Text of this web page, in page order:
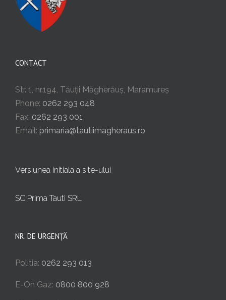
CONTACT
Str. 1, nr.194, Tăuții Măgherăuș, Maramureș
Phone: 0262 293 048
Fax: 0262 293 001
Email: primaria@tautiimagheraus.ro
Versiunea initiala a site-ului
SC Prima Tauti SRL
NR. DE URGENȚĂ
Politia: 0262 293 013
E-On Gaz: 0800 800 928